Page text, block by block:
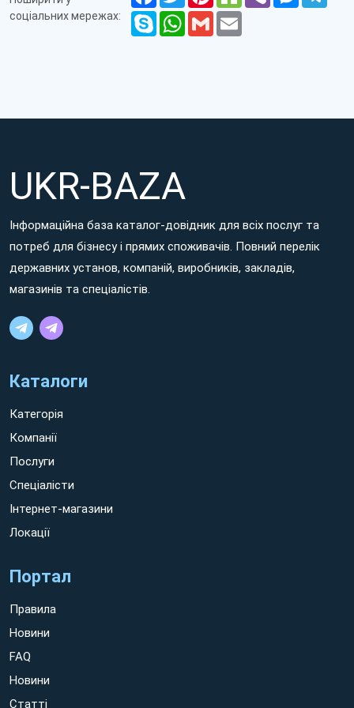
соціальних мережах:
Skype WhatsApp
Gmail
UKR-BAZA
Інформаційна база каталог-довідник для всіх послуг та
потреб для бізнесу і прямих споживачів. Повний перелік
державних установ, компаній, виробників, закладів,
магазинів та спеціалістів.
Каталоги
Категорія
Компанії
Послуги
Спеціалісти
Інтернет-магазини
Локації
Портал
Правила
Новини
FAQ
Новини
Статті